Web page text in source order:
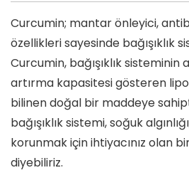
Curcumin; mantar önleyici,
özellikleri sayesinde bağışıklık
Curcumin, bağışıklık
artırma kapasitesi gösteren
bilinen doğal bir maddeye
bağışıklık sistemi, soğuk
korunmak için ihtiyacınız olan
diyebiliriz.